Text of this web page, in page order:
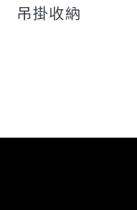
吊掛收納